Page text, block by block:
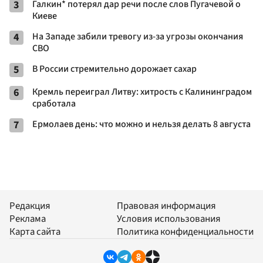
3
Галкин* потерял дар речи после слов Пугачевой о
Киеве
4
На Западе забили тревогу из-за угрозы окончания
СВО
5 В России стремительно дорожает сахар
6
Кремль переиграл Литву: хитрость с Калининградом
сработала
7 Ермолаев день: что можно и нельзя делать 8 августа
Редакция
Реклама
Карта сайта
Правовая информация
Условия использования
Политика конфиденциальности